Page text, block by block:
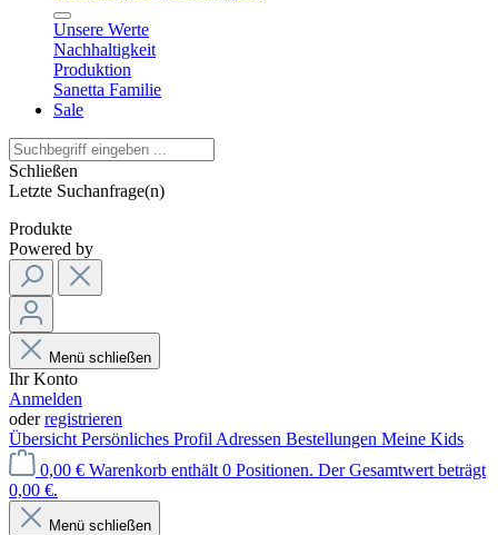
Unsere Werte
Nachhaltigkeit
Produktion
Sanetta Familie
Sale
Schließen
Letzte Suchanfrage(n)
Produkte
Powered by
Menü schließen
Ihr Konto
Anmelden
oderregistrieren
Übersicht Persönliches Profil Adressen Bestellungen Meine Kids
0,00 € Warenkorb enthält 0 Positionen. Der Gesamtwert beträgt
0,00 €.
Menü schließen